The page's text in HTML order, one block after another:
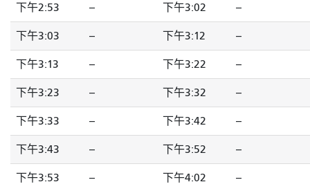
下午2:53 -- 下午3:02 --
下午3:03 -- 下午3:12 --
下午3:13 -- 下午3:22 --
下午3:23 -- 下午3:32 --
下午3:33 -- 下午3:42 --
下午3:43 -- 下午3:52 --
下午3:53 -- 下午4:02 --